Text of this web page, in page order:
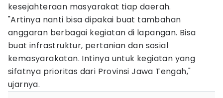
kesejahteraan masyarakat tiap daerah.
"Artinya nanti bisa dipakai buat tambahan
anggaran berbagai kegiatan di lapangan. Bisa
buat infrastruktur, pertanian dan sosial
kemasyarakatan. Intinya untuk kegiatan yang
sifatnya prioritas dari Provinsi Jawa Tengah,"
ujarnya.